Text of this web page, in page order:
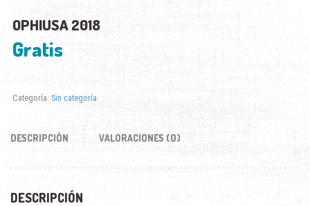
OPHIUSA 2018
Gratis
Categoría: Sin categoría
DESCRIPCIÓN VALORACIONES (0)
DESCRIPCIÓN